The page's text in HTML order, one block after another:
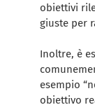
obiettivi
giuste per
Inoltre, è
esempio
obiettivo